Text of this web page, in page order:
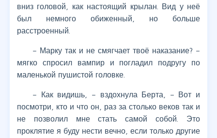
вниз головой, как настоящий крылан. Вид у неё
был немного обиженный, но больше
расстроенный.
– Марку так и не смягчает твоё наказание? –
мягко спросил вампир и погладил подругу по
маленькой пушистой головке.
– Как видишь, – вздохнула Берта, – Вот и
посмотри, кто и что он, раз за столько веков так и
не позволил мне стать самой собой. Это
проклятие я буду нести вечно, если только другие